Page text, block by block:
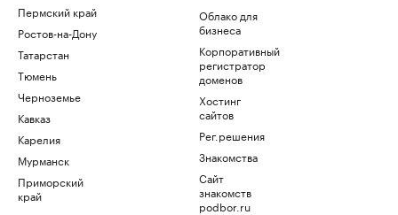
Пермский край
Ростов-на-Дону
Татарстан
Тюмень
Черноземье
Кавказ
Карелия
Мурманск
Приморский
край
Облако для
бизнеса
Корпоративный
регистратор
доменов
Хостинг
сайтов
Рег.решения
Знакомства
Сайт
знакомств
podbor.ru